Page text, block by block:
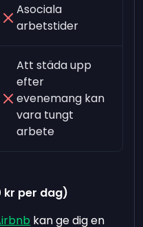
Asociala
arbetstider
Att städa upp
efter
evenemang kan
vara tungt
arbete
kr per dag)
kan ge dig en